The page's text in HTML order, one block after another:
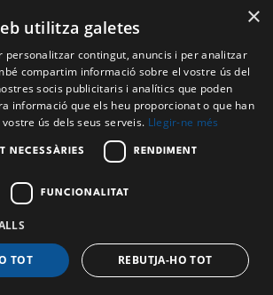
vermell Wine Burgundy
Filtre
×
utilitza galetes
personalitzar contingut, anuncis i per analitzar
compartim informació sobre el vostre ús del
socis publicitaris i analítics que poden
informació que els heu proporcionat o que han
ús dels seus serveis. Llegir-ne més
NECESSÀRIES RENDIMENT
FUNCIONALITAT
TOT REBUTJA-HO TOT